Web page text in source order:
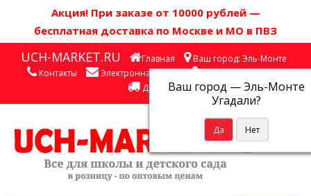
Акция! При заказе от 10000 рублей —
бесплатная доставка по Москве и МО в ПВЗ
UCH-MARKET.RU Главная Ваш город: Эль-Монте
Ваш город —Эль-Монте
Угадали?
Контакты Электронная почта
Личный кабинет
Доставка